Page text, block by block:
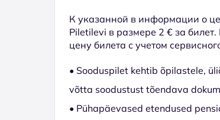
К указанной в информации о
Piletilevi в размере 2 € за
цену билета с учетом
• Sooduspilet kehtib õpilastele,
võtta soodustust tõendava
• Pühapäevased etendused